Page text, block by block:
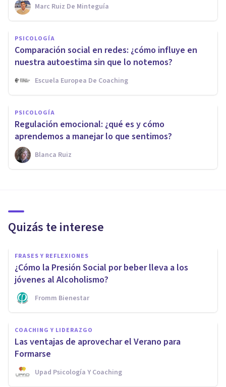
Marc Ruiz De Minteguía
PSICOLOGÍA
Comparación social en redes: ¿cómo influye en
nuestra autoestima sin que lo notemos?
Escuela Europea De Coaching
PSICOLOGÍA
Regulación emocional: ¿qué es y cómo
aprendemos a manejar lo que sentimos?
Blanca Ruiz
Quizás te interese
FRASES Y REFLEXIONES
¿Cómo la Presión Social por beber lleva a los
jóvenes al Alcoholismo?
Fromm Bienestar
COACHING Y LIDERAZGO
Las ventajas de aprovechar el Verano para
Formarse
Upad Psicología Y Coaching